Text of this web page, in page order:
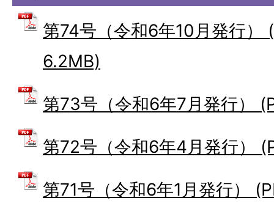
第74号（令和6年10月発行）
6.2MB)
第73号（令和6年7月発行）
第72号（令和6年4月発行）
第71号（令和6年1月発行）